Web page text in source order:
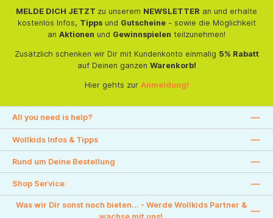
MELDE DICH JETZT zu unserem NEWSLETTER an und erhalte
kostenlos Infos, Tippsund Gutscheine- sowie die Möglichkeit
an Aktionen und Gewinnspielen teilzunehmen!
Zusätzlich schenken wir Dir mit Kundenkonto einmalig 5% Rabatt
auf Deinen ganzen Warenkorb!
Hier gehts zur Anmeldung!
All you need is help?
Wollkids Infos & Tipps
Rund um Deine Bestellung
Shop Service
Was wir Dir sonst noch bieten... - Werde Wollkids Partner &